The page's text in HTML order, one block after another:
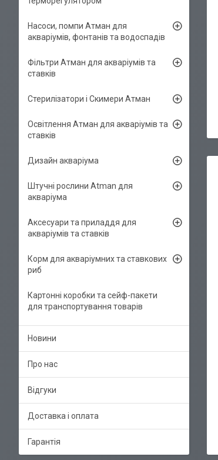
Насоси, помпи Атман для
акваріумів, фонтанів та водоспадів
Фільтри Атман для акваріумів та
ставків
Стерилізатори і Скимери Атман
Освітлення Атман для акваріумів та
ставків
Дизайн акваріума
Штучні рослини Atman для
акваріума
Аксесуари та приладдя для
акваріумів та ставків
Корм для акваріумних та ставкових
риб
Картонні коробки та сейф-пакети
для транспортування товарів
Новини
Про нас
Відгуки
Доставка і оплата
Гарантія